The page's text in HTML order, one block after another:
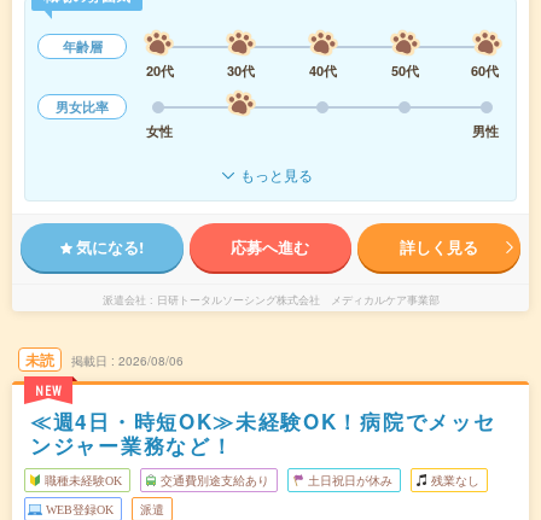
年齢層
20代
30代 40代 50代
60代
男女比率
女性
男性
もっと見る
気になる! 応募へ進む 詳しく見る
派遣会社 日研トータルソーシング株式会社 メディカルケア事業部
未読
NEW
掲載日 2026/08/06
≪週4日・時短OK≫未経験OK！病院でメッセ
ンジャー業務など！
職種未経験OK 交通費別途支給あり 土日祝日が休み 残業なし
WEB登録OK 派遣